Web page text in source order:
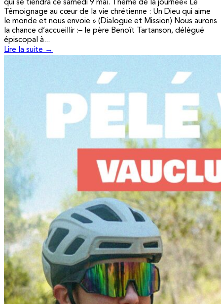
qui se tiendra ce samedi 9 mai. Thème de la journée« Le
Témoignage au cœur de la vie chrétienne : Un Dieu qui aime
le monde et nous envoie » (Dialogue et Mission) Nous aurons
la chance d’accueillir :– le père Benoît Tartanson, délégué
épiscopal à...
Lire la suite →